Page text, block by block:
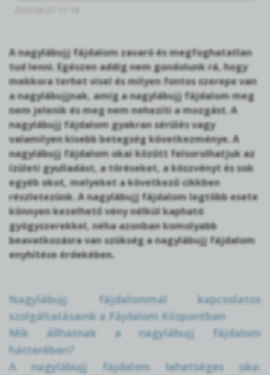
A nagylábujj fájdalom zavaró és megfoghatatlan
tud lenni. Egészen addig nem gondolunk rá, hogy
mekkora terhet visel és milyen fontos szerepe van
a nagylábujjnak, amíg a nagylábujj fájdalom meg
nem jelenik és meg nem nehezíti a mozgást. A
nagylábujj fájdalom gyakran sérülés vagy
valamilyen kisebb betegség következménye. A
nagylábujj fájdalom okai között felsorolhatjuk az
ízületi gyulladást, a töréseket, a köszvényt és sok
egyéb okot, melyeket a következő cikkben
részletezünk. A nagylábujj fájdalom legtöbb esete
könnyen kezelhető vény nélkül kapható
gyógyszerekkel, néha azonban komolyabb
beavatkozásra van szükség a nagylábujj fájdalom
enyhítése érdekében.
Nagylábujj fájdalommal kapcsolatos
szolgáltatásaink a Fájdalom Központban
Mik állhatnak a nagylábujj fájdalom
hátterében?
A nagylábujj fájdalom lehetséges oka: